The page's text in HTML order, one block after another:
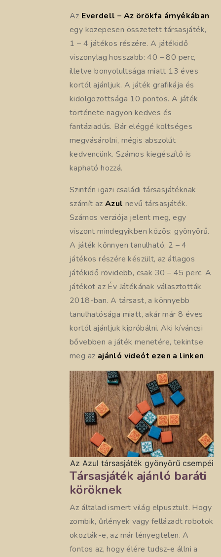
Az Everdell – Az örökfa árnyékában
egy közepesen összetett társasjáték,
1 – 4 játékos részére. A játékidő
viszonylag hosszabb: 40 – 80 perc,
illetve bonyolultsága miatt 13 éves
kortól ajánljuk. A játék grafikája és
kidolgozottsága 10 pontos. A játék
története nagyon kedves és
fantáziadús. Bár eléggé költséges
megvásárolni, mégis abszolút
kedvencünk. Számos kiegészítő is
kapható hozzá.
Szintén igazi családi társasjátéknak
számít azAzul nevű társasjáték.
Számos verziója jelent meg, egy
viszont mindegyikben közös: gyönyörű.
A játék könnyen tanulható, 2 – 4
játékos részére készült, az átlagos
játékidő rövidebb, csak 30 – 45 perc. A
játékot az Év Játékának választották
2018-ban. A társast, a könnyebb
tanulhatósága miatt, akár már 8 éves
kortól ajánljuk kipróbálni. Aki kíváncsi
bővebben a játék menetére, tekintse
meg az ajánló videót ezen a linken.
Az Azul társasjáték gyönyörű csempéi
Társasjáték ajánló baráti
köröknek
Az általad ismert világ elpusztult. Hogy
zombik, űrlények vagy fellázadt robotok
okozták-e, az már lényegtelen. A
fontos az, hogy élére tudsz-e állni a